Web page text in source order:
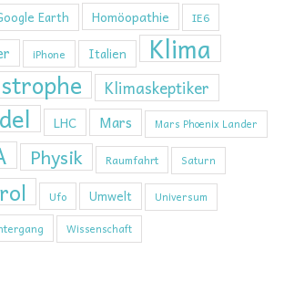
Earth Homöopathie IE6
iPhone Italien Klima
Klimaskeptiker
LHC Mars Mars Phoenix Lander
Physik Raumfahrt Saturn
Ufo Umwelt Universum
Wissenschaft